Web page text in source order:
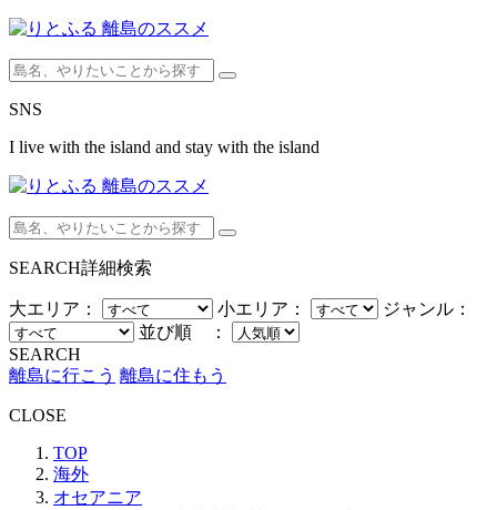
SNS
I live with the island and stay with the island
SEARCH詳細検索
大エリア： 小エリア：
ジャンル：
並び順 ：
SEARCH
離島に行こう 離島に住もう
CLOSE
TOP
海外
オセアニア